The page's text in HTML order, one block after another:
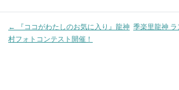
ー
← 『ココがわたしのお気に入り』龍神
村フォトコンテスト開催！
季楽里龍神